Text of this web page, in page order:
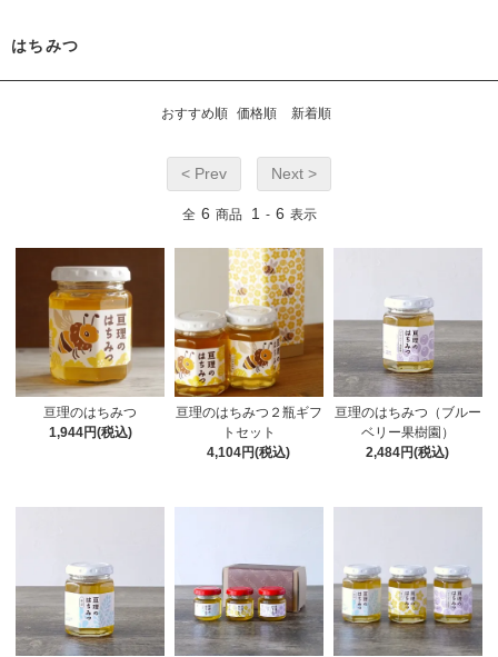
はちみつ
おすすめ順 価格順 新着順
< Prev Next >
全 6 商品 1 - 6 表示
亘理のはちみつ
1,944円(税込)
亘理のはちみつ２瓶ギフ
トセット
4,104円(税込)
亘理のはちみつ（ブルー
ベリー果樹園）
2,484円(税込)